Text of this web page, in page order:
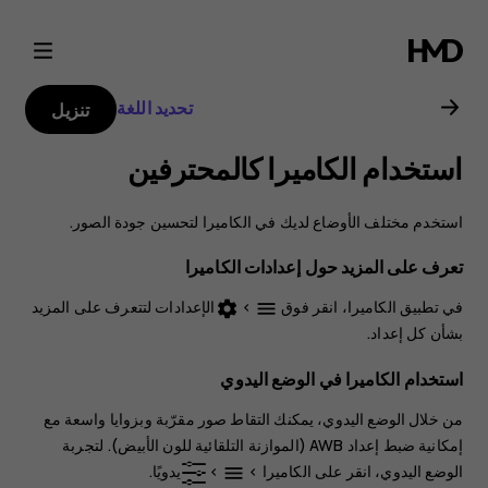
دليل
مستخدم
هاتف
Nokia
2.1
تحديد اللغة تنزيل
استخدام الكاميرا كالمحترفين
استخدم مختلف الأوضاع لديك في الكاميرا لتحسين جودة الصور.
تعرف على المزيد حول إعدادات الكاميرا
في تطبيق الكاميرا، انقر فوق menu
>
settings الإعدادات لتتعرف على المزيد
بشأن كل إعداد.
استخدام الكاميرا في الوضع اليدوي
من خلال الوضع اليدوي، يمكنك التقاط صور مقرّبة وبزوايا واسعة مع
إمكانية ضبط إعداد AWB (الموازنة التلقائية للون الأبيض). لتجربة
الوضع اليدوي، انقر على الكاميرا >
menu
> يدويًا.